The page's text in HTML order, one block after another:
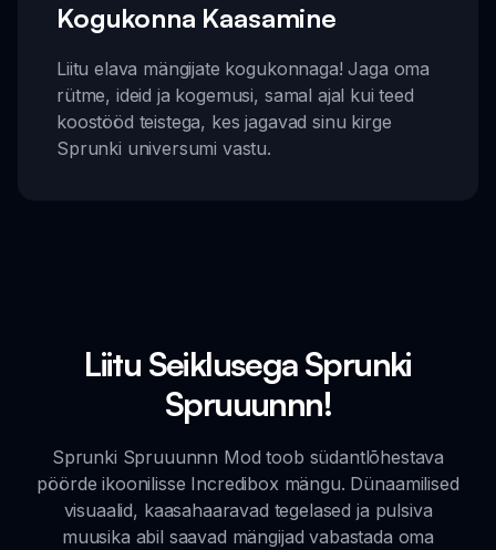
Kogukonna Kaasamine
Liitu elava mängijate kogukonnaga! Jaga oma
rütme, ideid ja kogemusi, samal ajal kui teed
koostööd teistega, kes jagavad sinu kirge
Sprunki universumi vastu.
Liitu Seiklusega Sprunki
Spruuunnn!
Sprunki Spruuunnn Mod toob südantlõhestava
pöörde ikoonilisse Incredibox mängu. Dünaamilised
visuaalid, kaasahaaravad tegelased ja pulsiva
muusika abil saavad mängijad vabastada oma